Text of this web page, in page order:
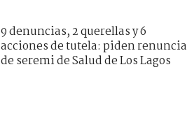
9 denuncias, 2 querellas y 6
acciones de tutela: piden renuncia
de seremi de Salud de Los Lagos